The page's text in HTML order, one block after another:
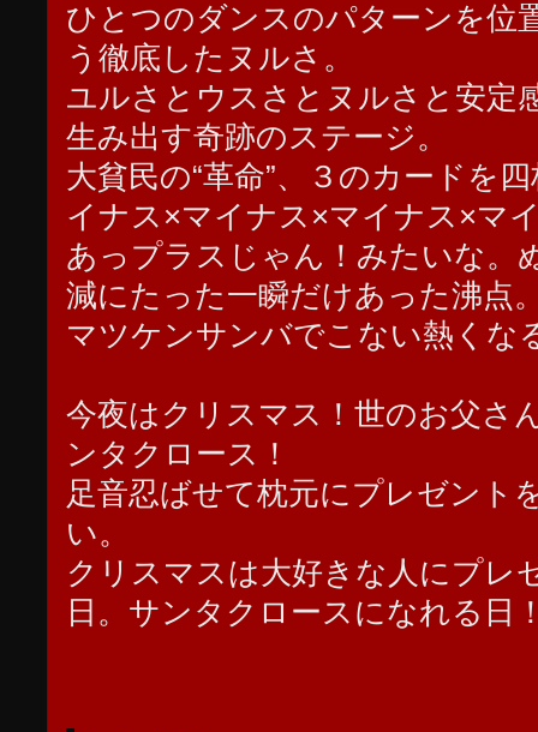
ひとつのダンスのパターンを位
う徹底したヌルさ。
ユルさとウスさとヌルさと安定
生み出す奇跡のステージ。
大貧民の“革命”、３のカードを
イナス×マイナス×マイナス×
あっプラスじゃん！みたいな。
減にたった一瞬だけあった沸点
マツケンサンバでこない熱くな
今夜はクリスマス！世のお父さ
ンタクロース！
足音忍ばせて枕元にプレゼント
い。
クリスマスは大好きな人にプレ
日。サンタクロースになれる日